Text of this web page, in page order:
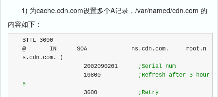
1) 为cache.cdn.com设置多个A记录，/var/named/cdn.com 的
内容如下：
$TTL 3600
@       IN      SOA             ns.cdn.com.     root.n
s.cdn.com. (
                  2002090201
;Serial num
                  10800
; Refresh after 3 hour
s
                  3600
; Retry